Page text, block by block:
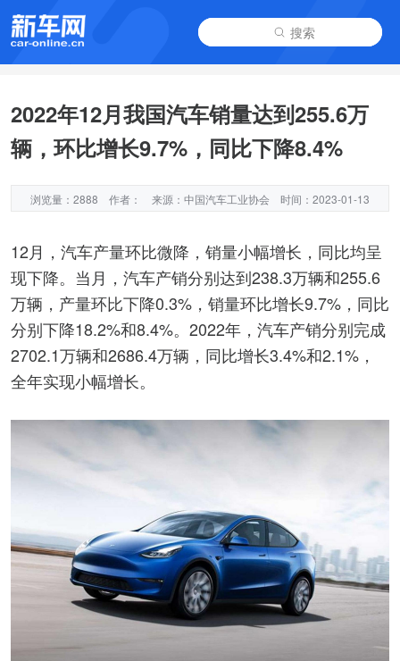
搜索
2022年12月我国汽车销量达到255.6万
辆，环比增长9.7%，同比下降8.4%
浏览量：2888 作者： 来源：中国汽车工业协会 时间：2023-01-13
12月，汽车产量环比微降，销量小幅增长，同比均呈
现下降。当月，汽车产销分别达到238.3万辆和255.6
万辆，产量环比下降0.3%，销量环比增长9.7%，同比
分别下降18.2%和8.4%。2022年，汽车产销分别完成
2702.1万辆和2686.4万辆，同比增长3.4%和2.1%，
全年实现小幅增长。